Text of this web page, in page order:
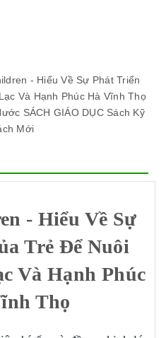
- Hiểu Về Sự Phát Triển
Và Hạnh Phúc Hà Vĩnh Thọ
SÁCH GIÁO DỤC Sách Kỹ
Mới
- Hiểu Về Sự
Trẻ Để Nuôi
Và Hạnh Phúc
Thọ